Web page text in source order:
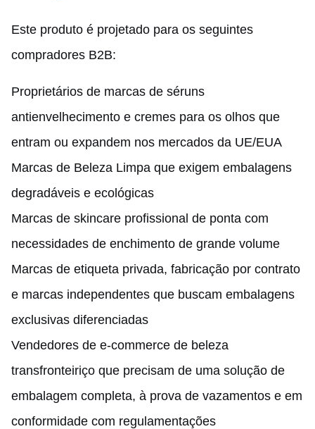
Este produto é projetado para os seguintes
compradores B2B:
Proprietários de marcas de séruns
antienvelhecimento e cremes para os olhos que
entram ou expandem nos mercados da UE/EUA
Marcas de Beleza Limpa que exigem embalagens
degradáveis e ecológicas
Marcas de skincare profissional de ponta com
necessidades de enchimento de grande volume
Marcas de etiqueta privada, fabricação por contrato
e marcas independentes que buscam embalagens
exclusivas diferenciadas
Vendedores de e-commerce de beleza
transfronteiriço que precisam de uma solução de
embalagem completa, à prova de vazamentos e em
conformidade com regulamentações